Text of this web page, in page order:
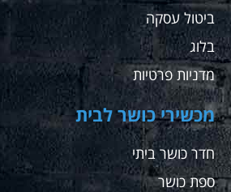
ביטול עסקה
בלוג
מדניות פרטיות
מכשירי כושר לבית
חדר כושר ביתי
ספת כושר